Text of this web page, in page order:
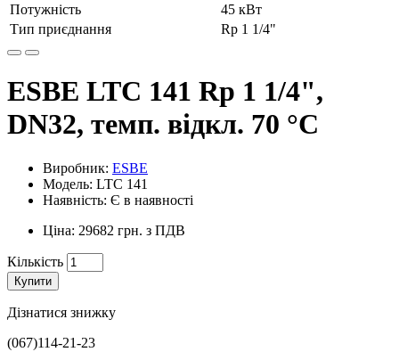
Потужність
45 кВт
Тип приєднання
Rp 1 1/4"
ESBE LTC 141 Rp 1 1/4",
DN32, темп. відкл. 70 °C
Виробник: ESBE
Модель: LTC 141
Наявність: Є в наявності
Ціна: 29682 грн. з ПДВ
Кількість
Купити
Дізнатися знижку
(067)114-21-23